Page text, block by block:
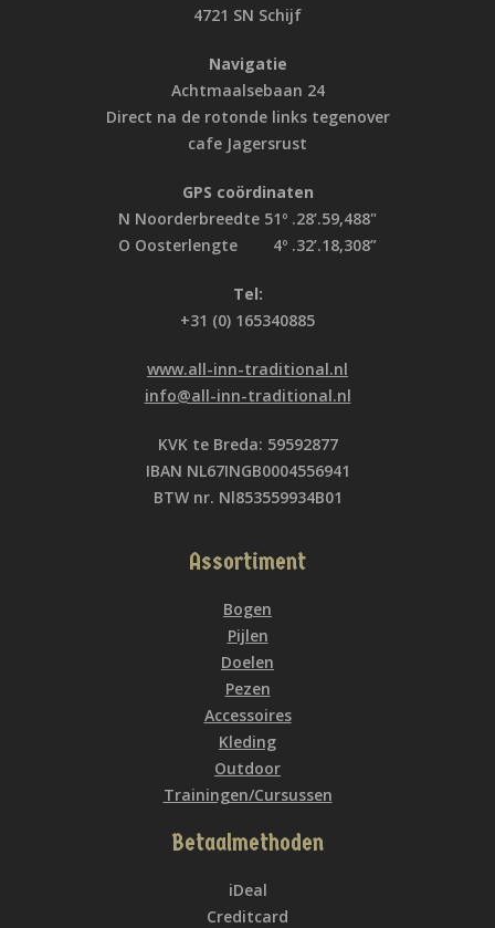
4721 SN Schijf
Navigatie
Achtmaalsebaan 24
Direct na de rotonde links tegenover
cafe Jagersrust
GPS coördinaten
N Noorderbreedte 51º .28’.59,488"
O Oosterlengte 4º .32’.18,308”
Tel:
+31 (0) 165340885
www.all-inn-traditional.nl
info@all-inn-traditional.nl
KVK te Breda: 59592877
IBAN NL67INGB0004556941
BTW nr. Nl853559934B01
Assortiment
Bogen
Pijlen
Doelen
Pezen
Accessoires
Kleding
Outdoor
Trainingen/Cursussen
Betaalmethoden
iDeal
Creditcard